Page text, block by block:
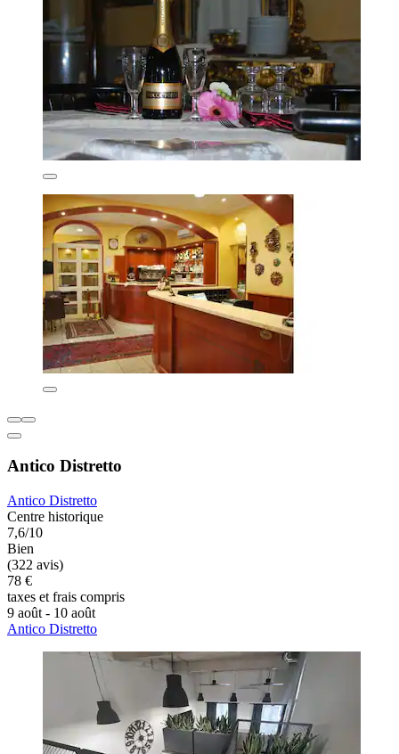
Antico Distretto
Antico Distretto
Centre historique
7,6/10
Bien
(322 avis)
78 €
taxes et frais compris
9 août - 10 août
Antico Distretto